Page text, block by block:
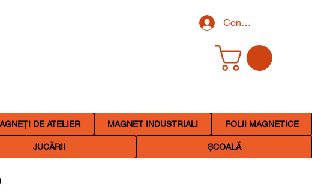
Conectează-te
DE ATELIER MAGNET INDUSTRIALI FOLII MAGNETICE
JUCĂRII ȘCOALĂ